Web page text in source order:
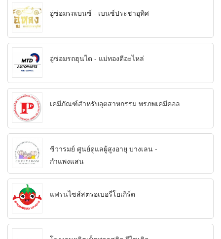
อู่ซ่อมรถเบนซ์ - เบนซ์ประชาอุทิศ
อู่ซ่อมรถฮุนได - แม่ทองดีอะไหล่
เคมีภัณฑ์สำหรับอุตสาหกรรม พรภพเคมีคอล
ชีวารมย์ ศูนย์ดูแลผู้สูงอายุ บางเลน -
กำแพงแสน
แฟรนไซส์สตรอเบอรี่โยเกิร์ต